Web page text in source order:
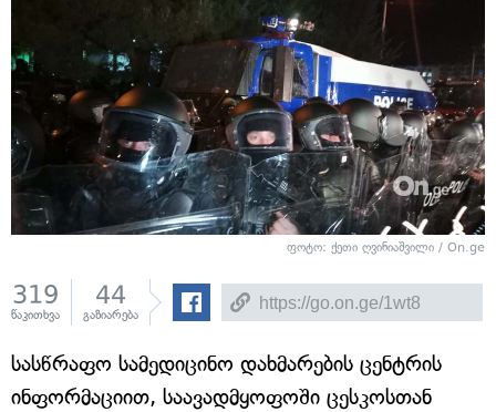
ფოტო: ქეთი ღვინიაშვილი / On.ge
319
წაკითხვა
44
გაზიარება
სასწრაფო სამედიცინო დახმარების ცენტრის
ინფორმაციით, საავადმყოფოში ცესკოსთან